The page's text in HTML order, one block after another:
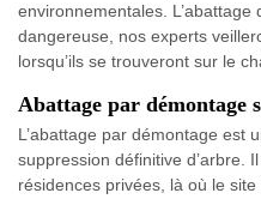
environnementales. L’abattage
dangereuse, nos experts
lorsqu’ils se trouveront sur le
Abattage par démontage
L’abattage par démontage est
suppression définitive d’arbre.
résidences privées, là où le